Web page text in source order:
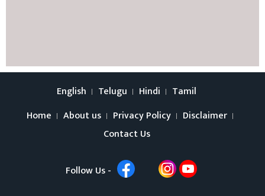
English Telugu Hindi
Tamil
Home
About us Privacy Policy
Disclaimer
Contact Us
Follow Us -